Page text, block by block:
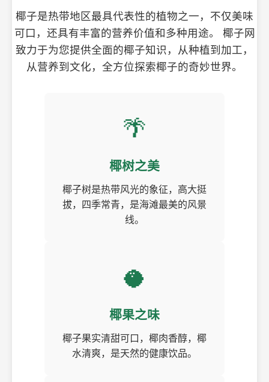
椰子是热带地区最具代表性的植物之一，不仅美味
可口，还具有丰富的营养价值和多种用途。 椰子网
致力于为您提供全面的椰子知识，从种植到加工，
从营养到文化，全方位探索椰子的奇妙世界。
🌴
椰树之美
椰子树是热带风光的象征，高大挺
拔，四季常青，是海滩最美的风景
线。
🥥
椰果之味
椰子果实清甜可口，椰肉香醇，椰
水清爽，是天然的健康饮品。